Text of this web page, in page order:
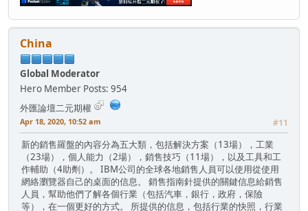
China
Global Moderator
Hero Member Posts: 954
外匯論壇二元期權
Apr 18, 2020, 10:52 am #11
新的銷售羅盤的內容分為五大類，包括解決方案（13場），工業
（23場），個人能力（2場），銷售技巧（11場），以及工具和工
作輔助（4助劑）。 IBM公司的全球各地銷售人員可以使用從使用
網絡瀏覽器自己的桌面的信息。 銷售指南針提供的關鍵信息給銷售
人員，幫助他們了解各個行業（包括汽車，銀行，政府，保險
等），在一個更好的方式。 所提供的信息，包括行業的快照，行業